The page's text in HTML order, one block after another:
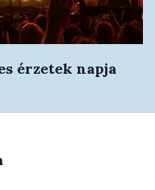
érzetek napja